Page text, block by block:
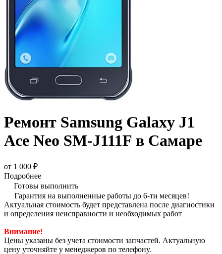
Ремонт Samsung Galaxy J1
Ace Neo SM-J111F в Самаре
от 1 000 ₽
Подробнее
Готовы выполнить
Гарантия на выполненные работы до 6-ти месяцев!
Актуальная стоимость будет представлена после диагностики
и определения неисправности и необходимых работ
Внимание!
Цены указаны без учета стоимости запчастей. Актуальную
цену уточняйте у менеджеров по телефону.